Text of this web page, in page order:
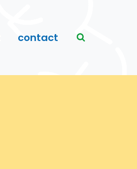
contact